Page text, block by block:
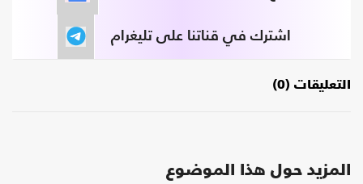
اشترك في قناتنا على تليغرام
التعليقات (0)
المزيد حول هذا الموضوع